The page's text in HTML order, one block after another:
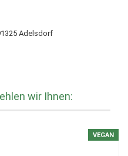
Adelsdorf
wir Ihnen:
VEGAN